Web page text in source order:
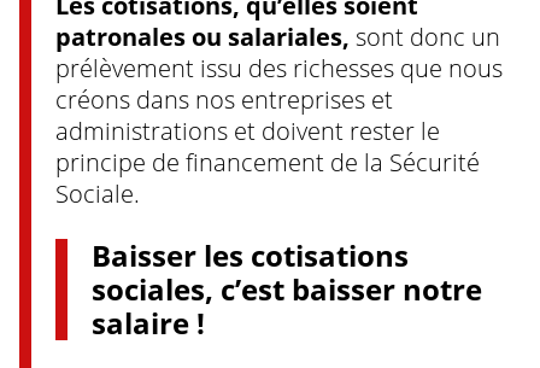
patronales ou salariales, sont donc un
prélèvement issu des richesses que nous
créons dans nos entreprises et
administrations et doivent rester le
principe de financement de la Sécurité
Sociale.
Baisser les cotisations
sociales, c’est baisser notre
salaire !